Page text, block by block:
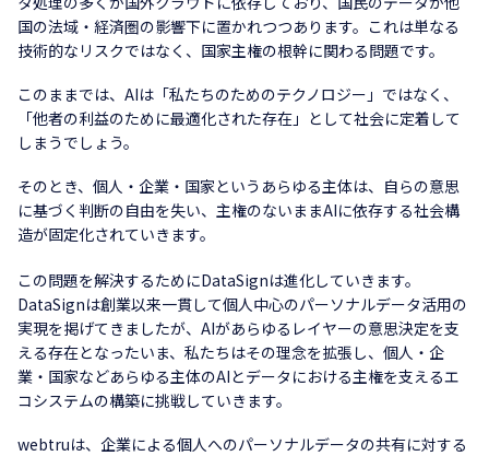
国の法域・経済圏の影響下に置かれつつあります。これは単なる
技術的なリスクではなく、国家主権の根幹に関わる問題です。
このままでは、AIは「私たちのためのテクノロジー」ではなく、
「他者の利益のために最適化された存在」として社会に定着して
しまうでしょう。
そのとき、個人・企業・国家というあらゆる主体は、自らの意思
に基づく判断の自由を失い、主権のないままAIに依存する社会構
造が固定化されていきます。
この問題を解決するためにDataSignは進化していきます。
DataSignは創業以来一貫して個人中心のパーソナルデータ活用の
実現を掲げてきましたが、AIがあらゆるレイヤーの意思決定を支
える存在となったいま、私たちはその理念を拡張し、個人・企
業・国家などあらゆる主体のAIとデータにおける主権を支えるエ
コシステムの構築に挑戦していきます。
webtruは、企業による個人へのパーソナルデータの共有に対する